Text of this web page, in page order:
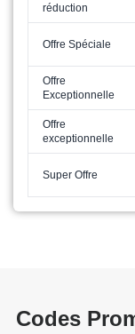
réduction
Offre Spéciale
Offre
Exceptionnelle
Offre
exceptionnelle
Super Offre
Codes